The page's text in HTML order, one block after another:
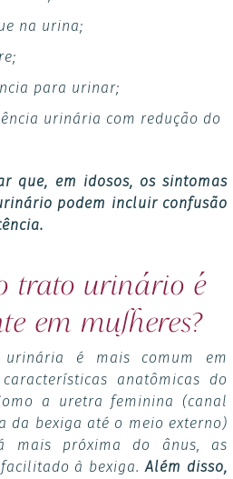
na urina;
para urinar;
urinária com redução do
que, em idosos, os sintomas
podem incluir confusão
trato urinário é
em mulheres?
é mais comum em
anatômicas do
a uretra feminina (canal
da bexiga até o meio externo)
mais próxima do ânus, as
facilitado à bexiga.Além disso,